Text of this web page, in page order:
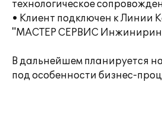
технологическое
• Клиент подключен к Линии
"МАСТЕР СЕРВИС
В дальнейшем планируется
под особенности бизнес-